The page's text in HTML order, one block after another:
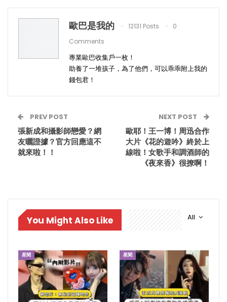
歐巴是我的 12131 Posts
0
Comments
專業歐巴收集戶一枚！
助養了一堆孩子，為了他們，可以乖乖附上我的
錢包君！
PREV POST
張新成和攝影師戀愛？網
友曬證據？官方回應這不
就來啦！！
NEXT POST
歐耶！王一博！周迅合作
大片《花的遊吟》終於上
線啦！女歌手和調酒師的
《夜來香》很撩啊！
All
You Might Also Like
星聞 星聞